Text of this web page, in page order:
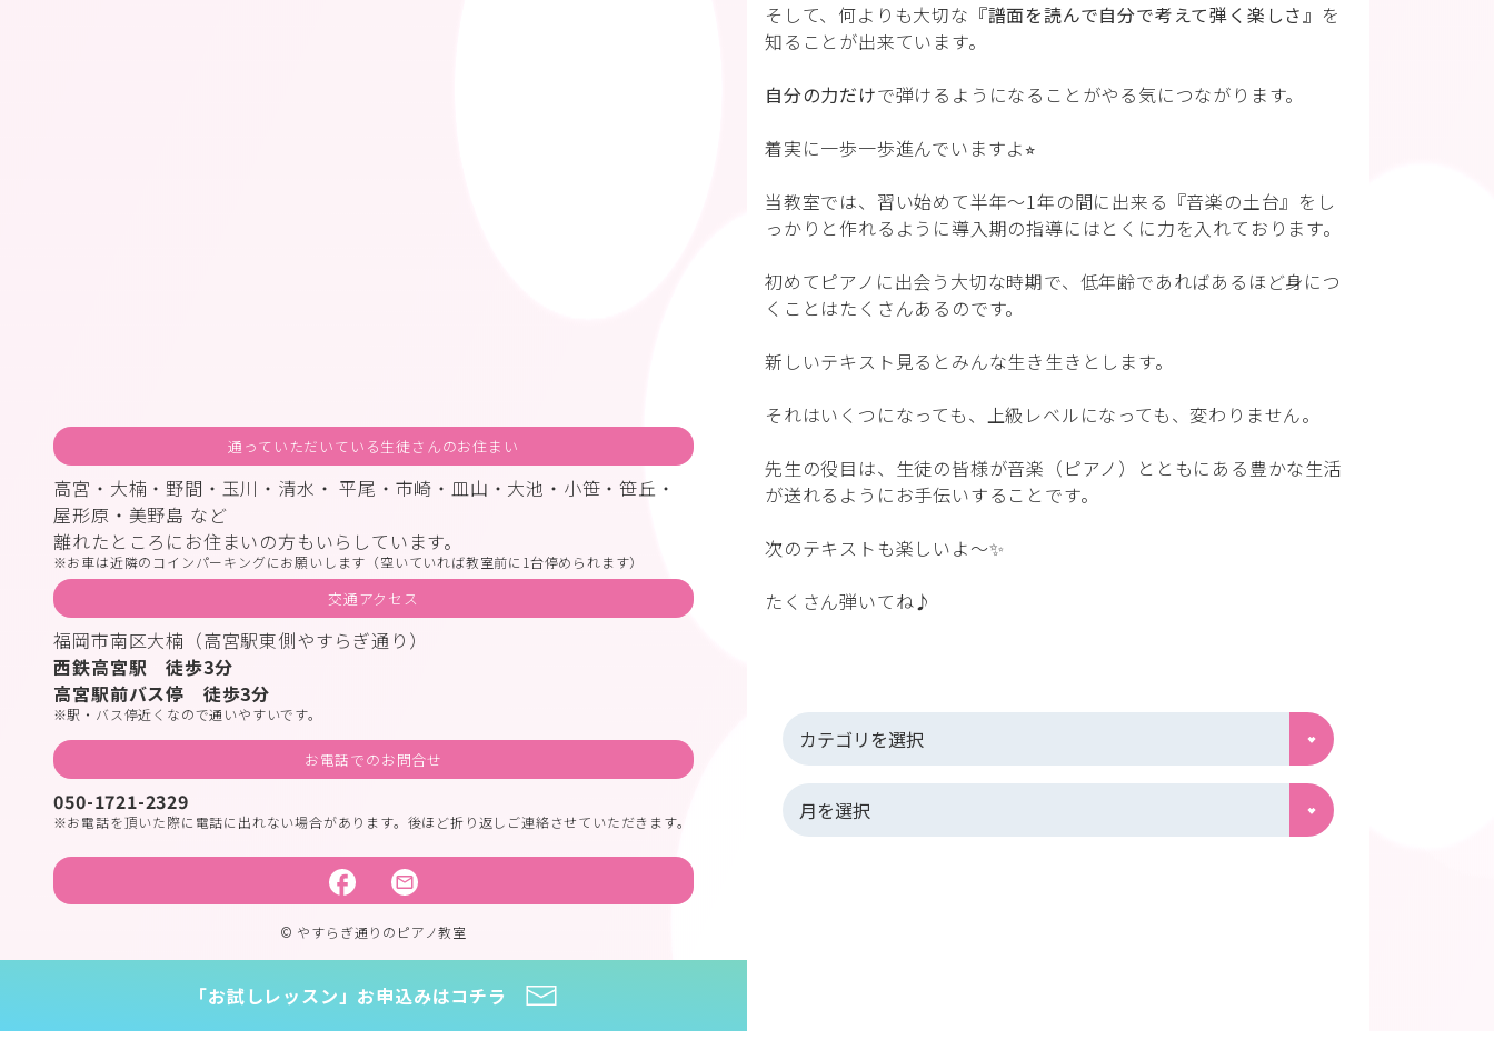
そして、何よりも大切な 『譜面を読んで自分で考えて弾く楽しさ』 を
知ることが出来ています。
自分の力だけで弾けるようになることがやる気につながります。
着実に一歩一歩進んでいますよ⭐︎
当教室では、習い始めて半年〜1年の間に出来る『音楽の土台』をし
っかりと作れるように導入期の指導にはとくに力を入れております。
初めてピアノに出会う大切な時期で、低年齢であればあるほど身につ
くことはたくさんあるのです。
新しいテキスト見るとみんな生き生きとします。
それはいくつになっても、上級レベルになっても、変わりません。
先生の役目は、生徒の皆様が音楽（ピアノ）とともにある豊かな生活
が送れるようにお手伝いすることです。
次のテキストも楽しいよ〜✨
たくさん弾いてね♪
通っていただいている生徒さんのお住まい
高宮・大楠・野間・玉川・清水・ 平尾・市崎・皿山・大池・小笹・笹丘・
屋形原・美野島 など
離れたところにお住まいの方もいらしています。
お車は近隣のコインパーキングにお願いします（空いていれば教室前に1台停められます）
交通アクセス
福岡市南区大楠（高宮駅東側やすらぎ通り）
西鉄高宮駅 徒歩3分
高宮駅前バス停 徒歩3分
駅・バス停近くなので通いやすいです。
お電話でのお問合せ
050-1721-2329
お電話を頂いた際に電話に出れない場合があります。後ほど折り返しご連絡させていただきます。
© やすらぎ通りのピアノ教室
「お試しレッスン」お申込みはコチラ